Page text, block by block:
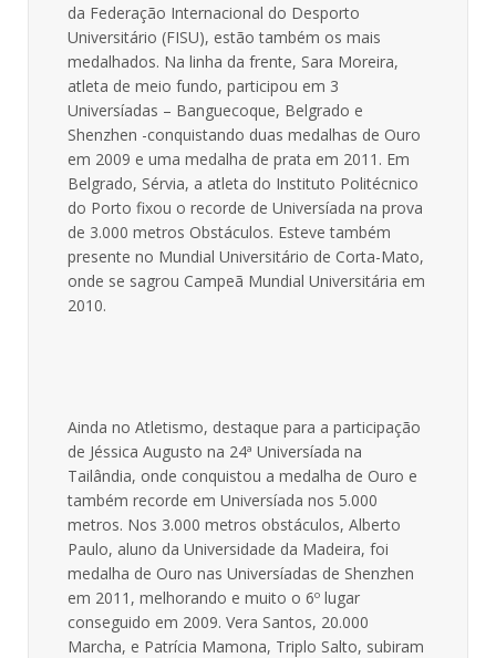
da Federação Internacional do Desporto
Universitário (FISU), estão também os mais
medalhados. Na linha da frente, Sara Moreira,
atleta de meio fundo, participou em 3
Universíadas – Banguecoque, Belgrado e
Shenzhen -conquistando duas medalhas de Ouro
em 2009 e uma medalha de prata em 2011. Em
Belgrado, Sérvia, a atleta do Instituto Politécnico
do Porto fixou o recorde de Universíada na prova
de 3.000 metros Obstáculos. Esteve também
presente no Mundial Universitário de Corta-Mato,
onde se sagrou Campeã Mundial Universitária em
2010.
Ainda no Atletismo, destaque para a participação
de Jéssica Augusto na 24ª Universíada na
Tailândia, onde conquistou a medalha de Ouro e
também recorde em Universíada nos 5.000
metros. Nos 3.000 metros obstáculos, Alberto
Paulo, aluno da Universidade da Madeira, foi
medalha de Ouro nas Universíadas de Shenzhen
em 2011, melhorando e muito o 6º lugar
conseguido em 2009. Vera Santos, 20.000
Marcha, e Patrícia Mamona, Triplo Salto, subiram